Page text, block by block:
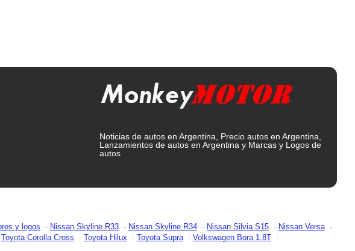
Noticias de autos en Argentina, Precio autos en Argentina,
Lanzamientos de autos en Argentina y Marcas y Logos de
autos
y logos Nissan Skyline R33 Nissan Skyline R34 Nissan Silvia S15
Nissan Versa
Toyota Corolla Cross Toyota Hilux Toyota Supra
Volkswagen Bora 1.8T